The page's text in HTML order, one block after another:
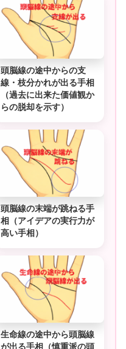
頭脳線の途中からの支
線・枝分かれが出る手相
（過去に出来た価値観か
らの脱却を示す）
頭脳線の末端が跳ねる手
相（アイデアの実行力が
高い手相）
生命線の途中から頭脳線
が出る手相（慎重派の頭